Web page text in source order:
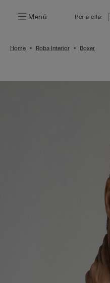
Menú Per a ella:
Home Roba Interior Boxer